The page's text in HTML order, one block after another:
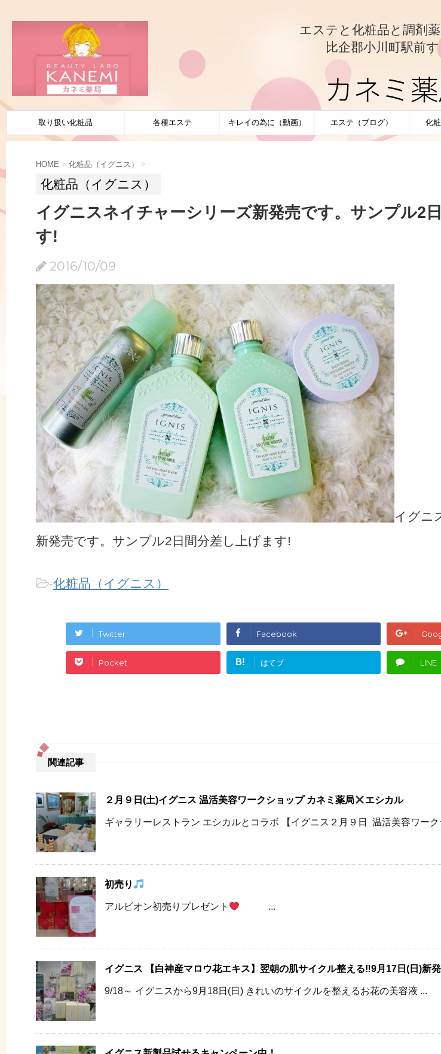
エステと化粧品と調剤
比企郡小川町駅前
カネミ
取り扱い化粧品 各種エステ キレイの為に（動画） エステ（ブログ） 化
HOME > 化粧品（イグニス） >
化粧品（イグニス）
イグニスネイチャーシリーズ新発売です。サンプル2
す!
2016/10/09
イグニ
新発売です。サンプル2日間分差し上げます!
-化粧品（イグニス）
Twitter Facebook
Pocket B! はてブ LINE
関連記事
２月９日(土)イグニス 温活美容ワークショップ カネミ薬局 エシカル
ギャラリーレストラン エシカルとコラボ 【イグニス２月９日 温活美容ワーク
初売り
アルビオン初売りプレゼント ...
イグニス 【白神産マロウ花エキス】翌朝の肌サイクル整える‼9月17日(日)新
9/18～ イグニスから9月18日(日) きれいのサイクルを整えるお花の美容液 ...